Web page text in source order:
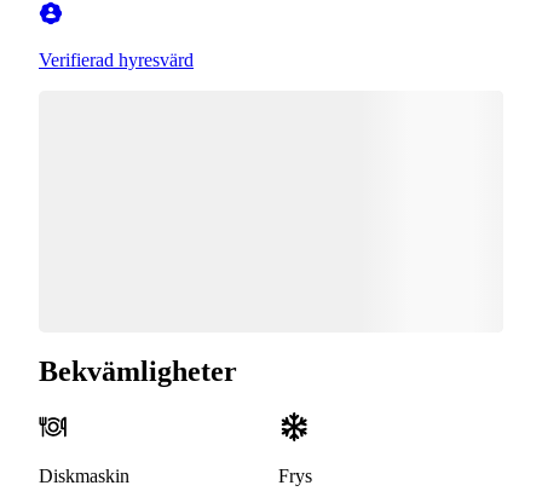
Verifierad hyresvärd
Bekvämligheter
Diskmaskin Frys